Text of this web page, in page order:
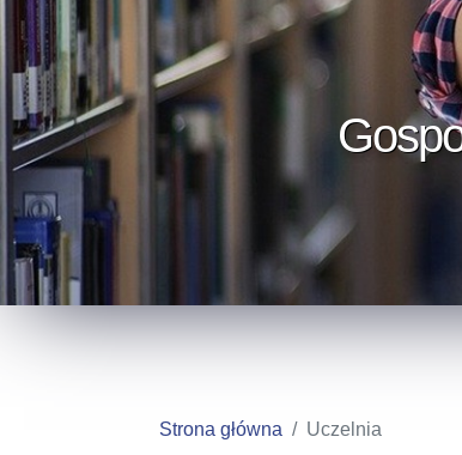
Strona główna Uczelnia